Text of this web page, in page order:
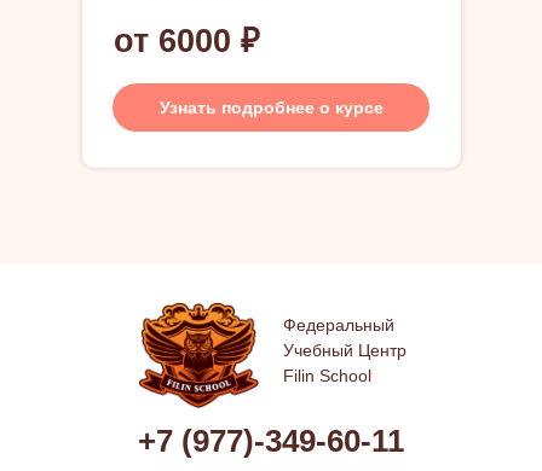
Узнать подробнее о курсе
от 6000 ₽
Федеральный
Учебный Центр
Filin School
+7 (977)-349-60-11